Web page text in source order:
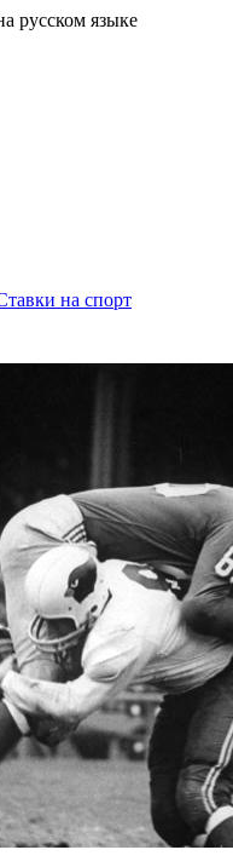
русском языке
на спорт